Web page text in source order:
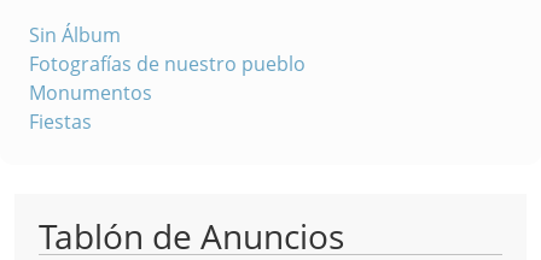
Sin Álbum
Fotografías de nuestro pueblo
Monumentos
Fiestas
Tablón de Anuncios